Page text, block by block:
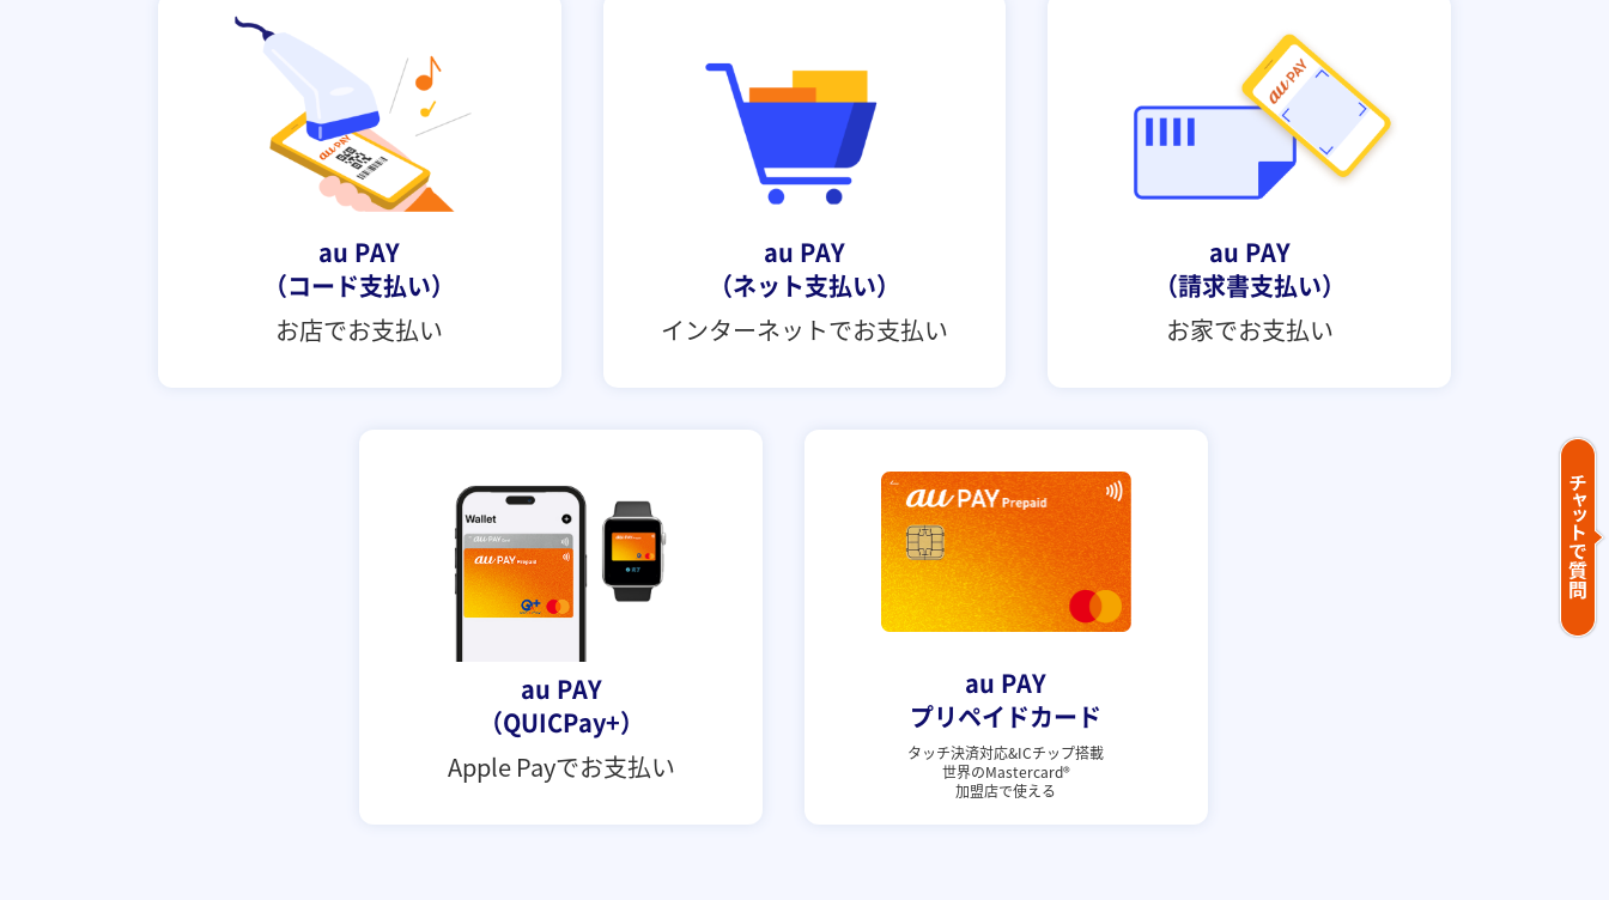
au PAY
（コード支払い）
お店でお支払い
au PAY
（ネット支払い）
インターネットでお支払い
au PAY
（請求書支払い）
お家でお支払い
au PAY
（QUICPay+）
Apple Payでお支払い
au PAY
プリペイドカード
タッチ決済対応&ICチップ搭載
世界のMastercard®
加盟店で使える